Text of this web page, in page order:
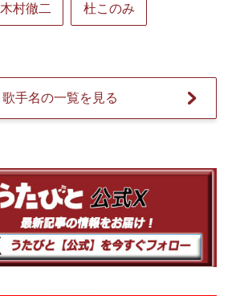
木村徹二 杜このみ
歌手名の一覧を見る